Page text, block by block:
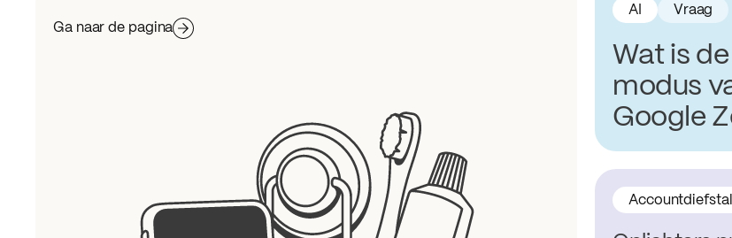
Ga naar de pagina
Wat is
modus
Google
AI Vraag
Accountdiefstal